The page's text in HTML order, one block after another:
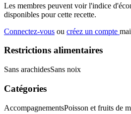
Les membres peuvent voir l'indice
disponibles pour cette recette.
Connectez-vous ou créez un compte
Restrictions alimentaires
Sans arachidesSans noix
Catégories
AccompagnementsPoisson et fruits de